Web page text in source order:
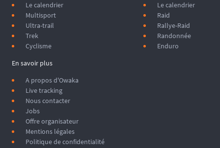
Le calendrier
Multisport
Ultra-trail
Trek
Cyclisme
Le calendrier
Raid
Rallye-Raid
Randonnée
Enduro
En savoir plus
A propos d'Owaka
Live tracking
Nous contacter
Jobs
Offre organisateur
Mentions légales
Politique de confidentialité